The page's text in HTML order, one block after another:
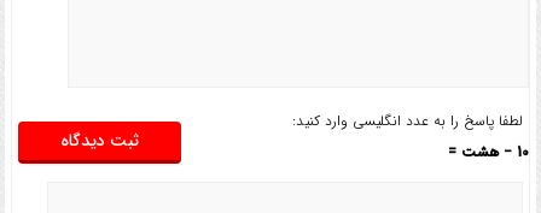
لطفا پاسخ را به عدد انگلیسی وارد کنید:
10 − هشت =